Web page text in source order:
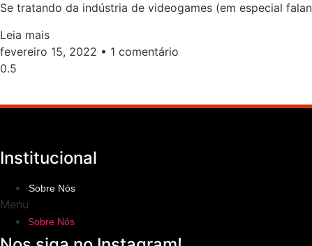
Se tratando da indústria de videogames (em especial
Leia mais
fevereiro 15, 2022
1 comentário
Institucional
Sobre Nós
Menu
Sobre Nós